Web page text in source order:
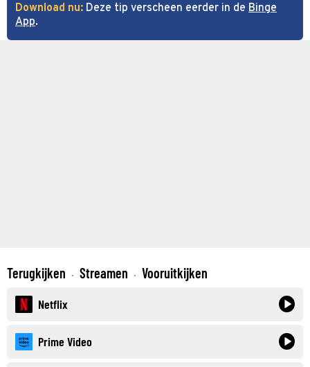
Download nu: Deze tip verscheen eerder in de Binge
App.
Terugkijken · Streamen · Vooruitkijken
Netflix
Prime Video